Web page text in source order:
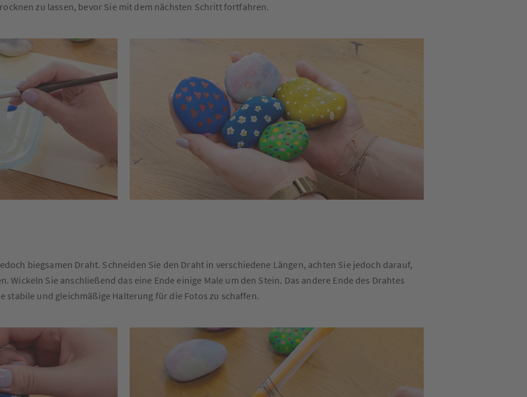
zu lassen, bevor Sie mit dem nächsten Schritt fortfahren.
biegsamen Draht. Schneiden Sie den Draht in verschiedene Längen, achten Sie jedoch darauf,
Wickeln Sie anschließend das eine Ende einige Male um den Stein. Das andere Ende des Drahtes
stabile und gleichmäßige Halterung für die Fotos zu schaffen.